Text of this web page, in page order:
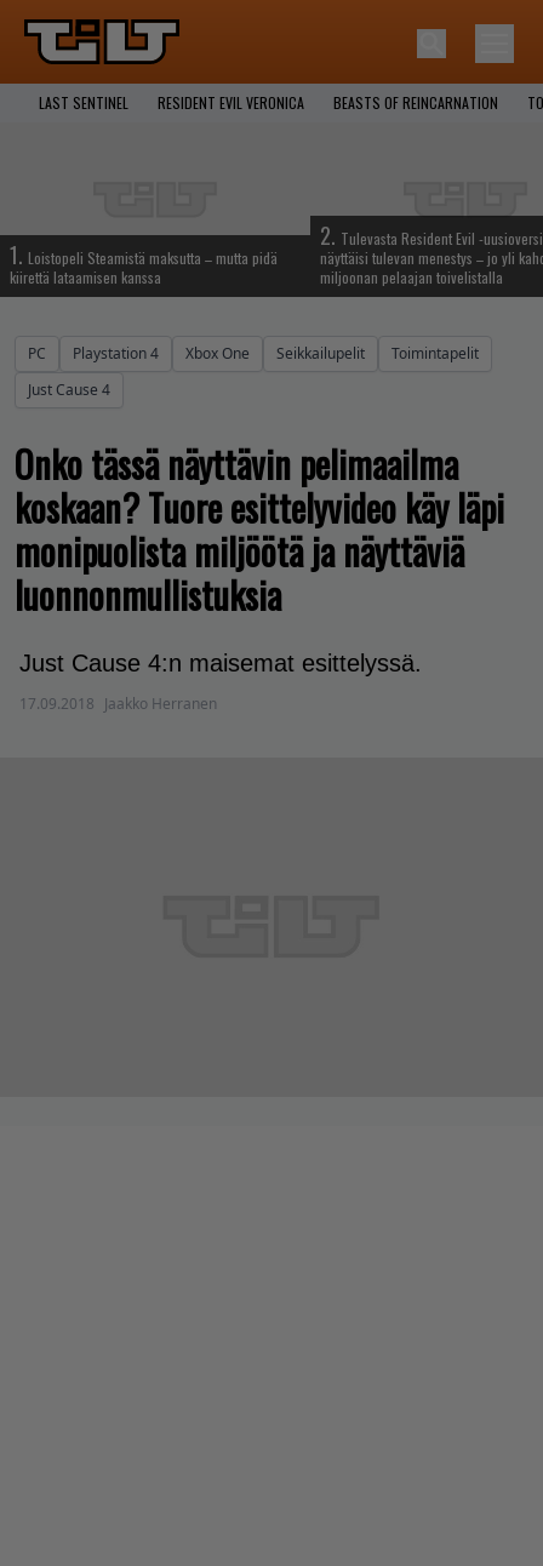
LAST SENTINEL RESIDENT EVIL VERONICA BEASTS OF REINCARNATION
1. Loistopeli Steamistä maksutta – mutta pidä
kiirettä lataamisen kanssa
2. Tulevasta Resident Evil -
näyttäisi tulevan menestys – jo yli
miljoonan pelaajan toivelistalla
PC Playstation 4 Xbox One Seikkailupelit
Toimintapelit
Just Cause 4
Onko tässä näyttävin pelimaailma
koskaan? Tuore esittelyvideo käy läpi
monipuolista miljöötä ja näyttäviä
luonnonmullistuksia
Just Cause 4:n maisemat esittelyssä.
17.09.2018 Jaakko Herranen